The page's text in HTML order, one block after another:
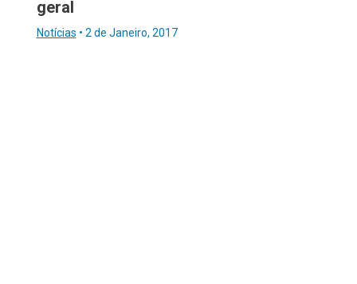
geral
Notícias • 2 de Janeiro, 2017